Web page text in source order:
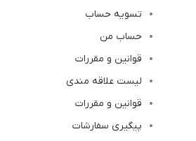
تسویه حساب
حساب من
قوانین و مقررات
لیست علاقه مندی
قوانین و مقررات
پیگیری سفارشات